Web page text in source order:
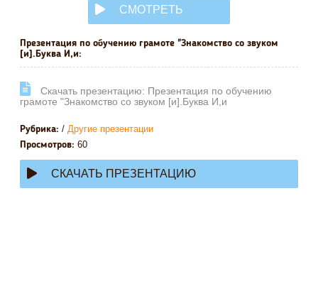
СМОТРЕТЬ
ОНЛАЙН
Презентация по обучению грамоте "Знакомство со звуком
[и].Буква И,и:
Cкачать презентацию: Презентация по обучению
грамоте "Знакомство со звуком [и].Буква И,и
Рубрика: / Другие презентации
Просмотров: 60
СКАЧАТЬ ПРЕЗЕНТАЦИЮ